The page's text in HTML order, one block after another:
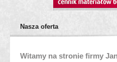
Nasza oferta
Witamy na stronie firmy